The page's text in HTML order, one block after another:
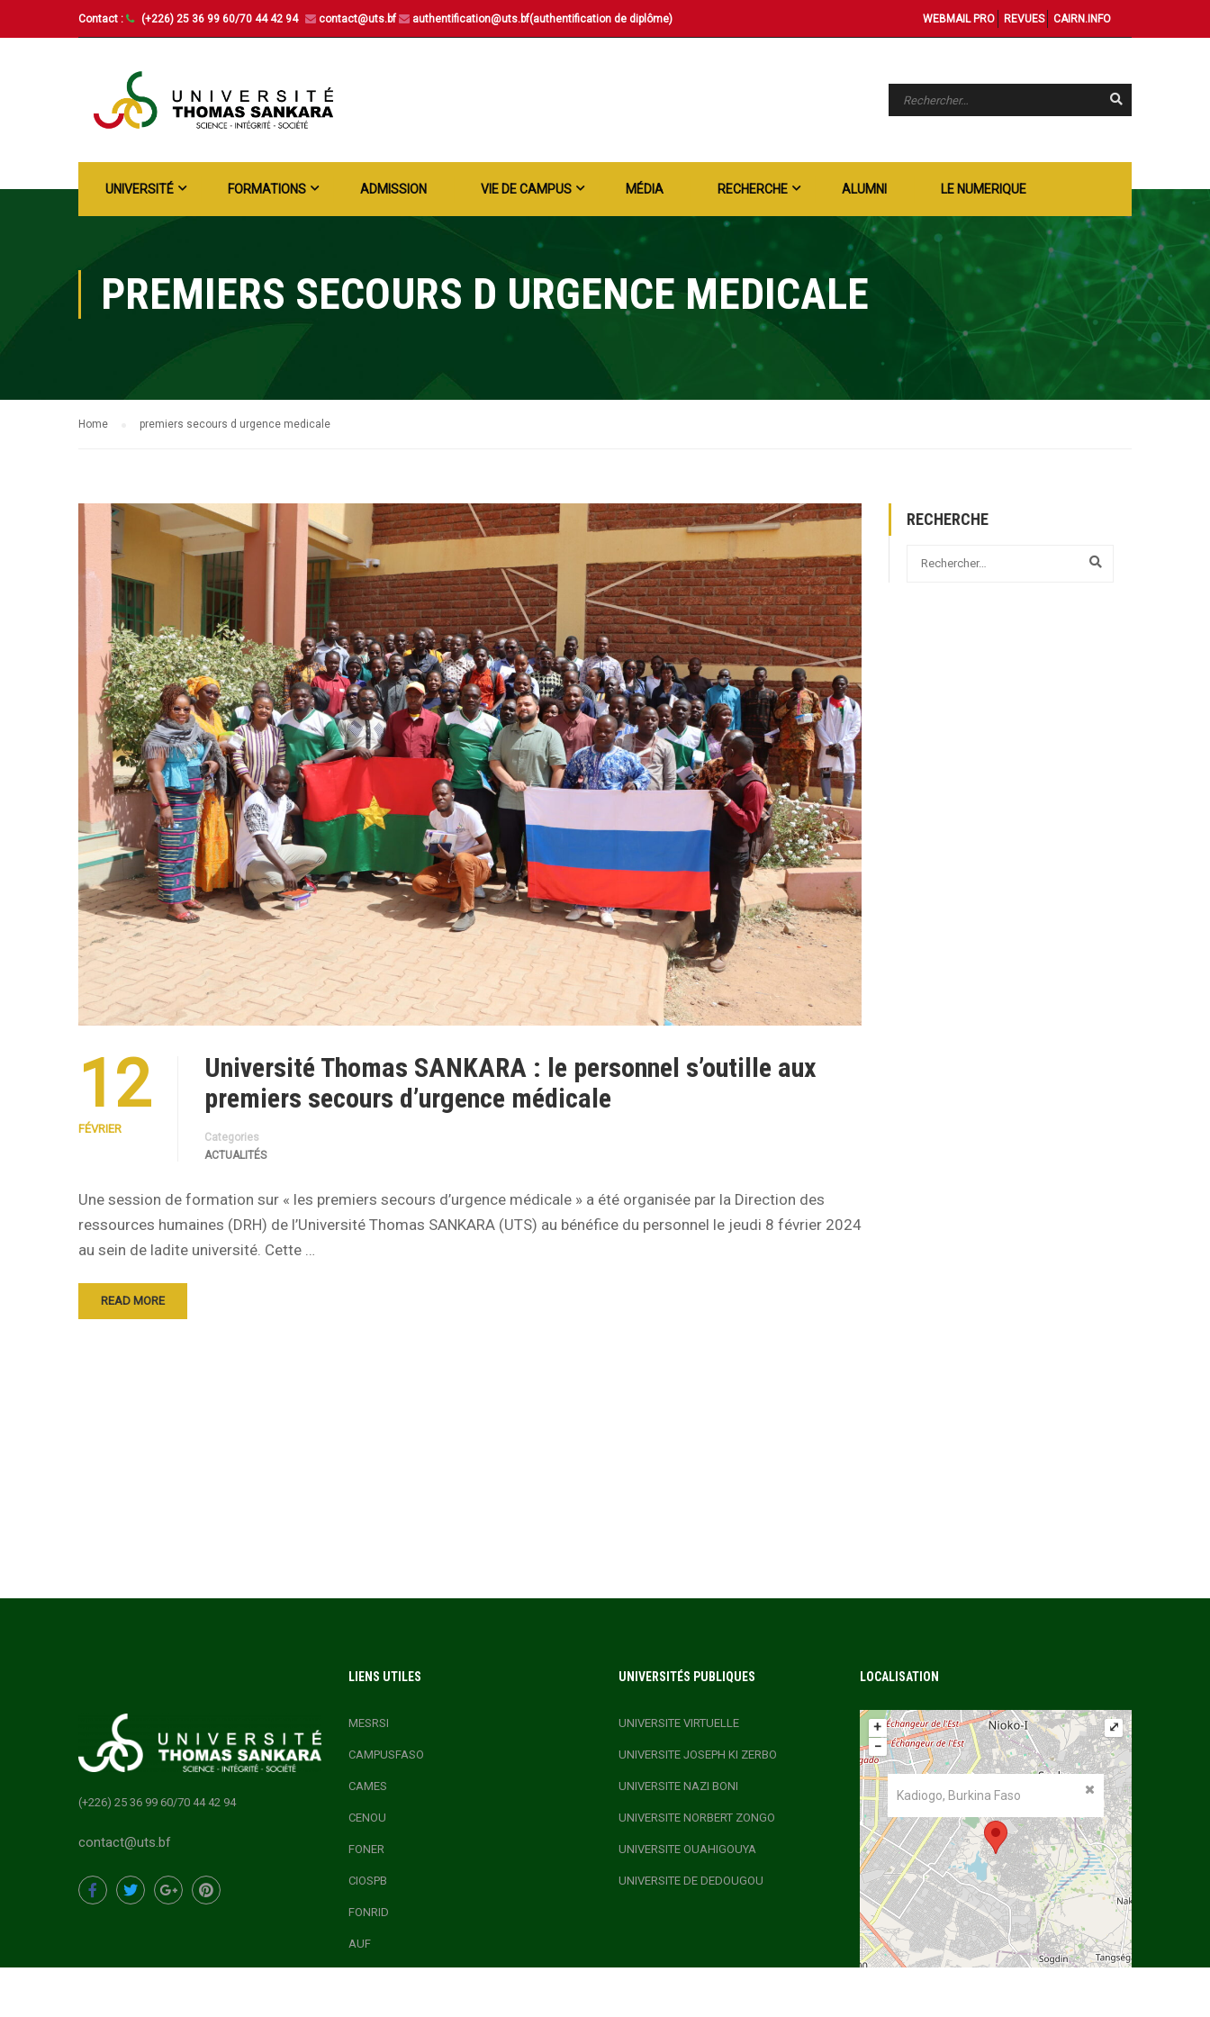
Contact : (+226) 25 36 99 60/70 44 42 94 contact@uts.bf authentification@uts.bf(authentification de diplôme) WEBMAIL PRO REVUES CAIRN.INFO
UNIVERSITÉ FORMATIONS ADMISSION VIE DE CAMPUS MÉDIA RECHERCHE ALUMNI LE NUMERIQUE
PREMIERS SECOURS D URGENCE MEDICALE
Home premiers secours d urgence medicale
12
FÉVRIER
Université Thomas SANKARA : le personnel s’outille aux
premiers secours d’urgence médicale
Categories
ACTUALITÉS
Une session de formation sur « les premiers secours d’urgence médicale » a été organisée par la Direction des
ressources humaines (DRH) de l’Université Thomas SANKARA (UTS) au bénéfice du personnel le jeudi 8 février 2024
au sein de ladite université. Cette …
READ MORE
RECHERCHE
(+226) 25 36 99 60/70 44 42 94
contact@uts.bf
LIENS UTILES
MESRSI
CAMPUSFASO
CAMES
CENOU
FONER
CIOSPB
FONRID
AUF
UNIVERSITÉS PUBLIQUES
UNIVERSITE VIRTUELLE
UNIVERSITE JOSEPH KI ZERBO
UNIVERSITE NAZI BONI
UNIVERSITE NORBERT ZONGO
UNIVERSITE OUAHIGOUYA
UNIVERSITE DE DEDOUGOU
LOCALISATION
Kadiogo, Burkina Faso
+
−
⤢